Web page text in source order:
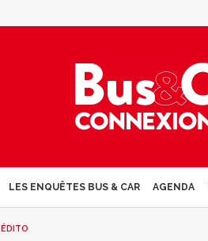
LES ENQUÊTES BUS & CAR AGENDA
ÉDITO